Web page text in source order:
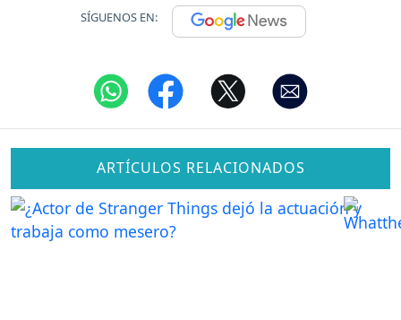
SÍGUENOS EN:
ARTÍCULOS RELACIONADOS